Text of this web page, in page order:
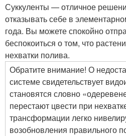
Суккуленты — отличное
отказывать себе в
года. Вы можете спокойно
беспокоиться о том, что
нехватки полива.
Обратите внимание! О
системе свидетельствует
становятся словно
перестают цвести при
трансформации легко
возобновления правильного